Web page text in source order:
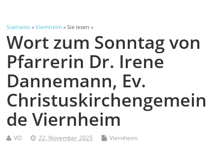
Startseite »Viernheim » Sie lesen »
Wort zum Sonntag von
Pfarrerin Dr. Irene
Dannemann, Ev.
Christuskirchengemein
de Viernheim
VO 22. November 2025 Viernheim